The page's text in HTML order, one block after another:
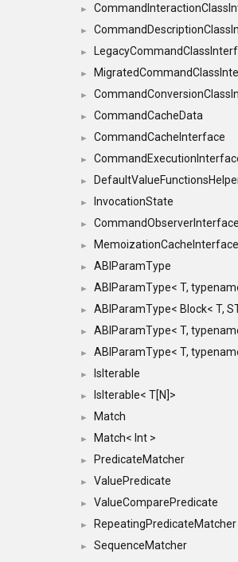
►
►
►
►
►
► CommandCacheData
► CommandCacheInterface
► CommandExecutionInterface
►
► InvocationState
► CommandObserverInterface
► MemoizationCacheInterface
► ABIParamType
► ABIParamType< T,
► ABIParamType< Block< T,
► ABIParamType< T,
► ABIParamType< T,
► IsIterable
► IsIterable< T[N]>
► Match
► Match< Int >
► PredicateMatcher
► ValuePredicate
► ValueComparePredicate
► RepeatingPredicateMatcher
►
SequenceMatcher